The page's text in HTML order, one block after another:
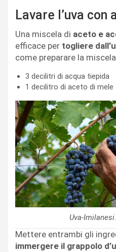
Lavare l’uva con
Una miscela di aceto e
efficace per togliere
come preparare la
3 decilitri di acqua tiepida
1 decilitro di aceto di mele
Uva-
Mettere entrambi gli
immergere il grappolo